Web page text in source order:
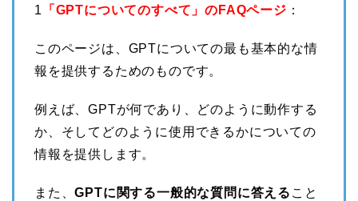
1 「GPTについてのすべて」のFAQページ ：
このページは、GPTについての最も基本的な情
報を提供するためのものです。
例えば、GPTが何であり、どのように動作する
か、そしてどのように使用できるかについての
情報を提供します。
また、GPTに関する一般的な質問に答える こと